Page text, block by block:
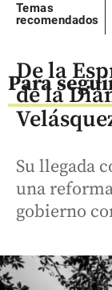
Temas
recomendados
Para
De la
de la
Su llegada
una
gobierno